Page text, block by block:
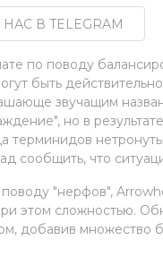
В TELEGRAM
по поводу
быть
звучащим
но в
терминидов
сообщить, что
"нерфов",
этом сложностью.
добавив множество